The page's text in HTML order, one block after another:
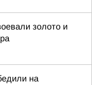
золото и
на